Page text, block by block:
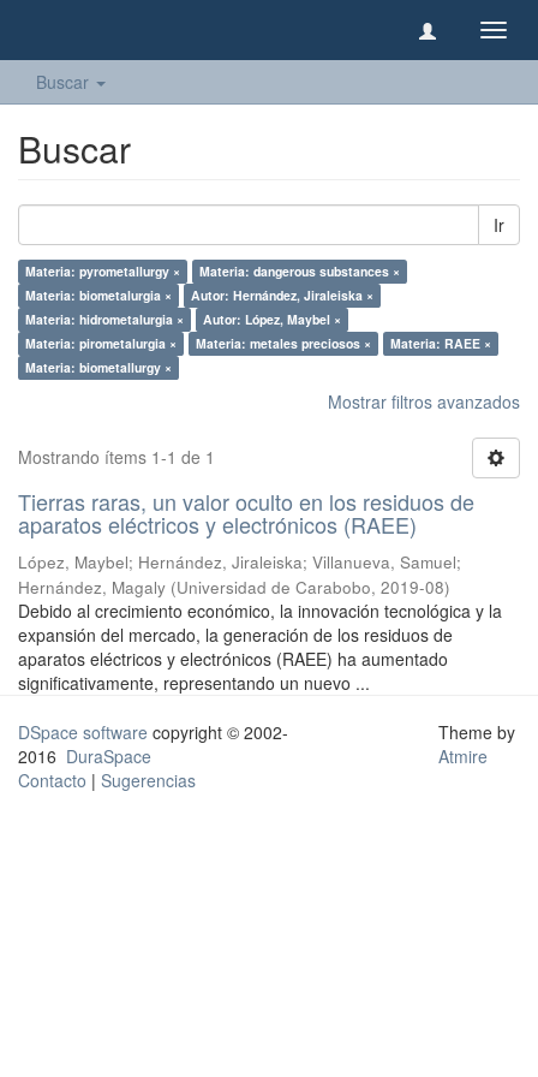
Buscar
Buscar
Ir
Materia: pyrometallurgy ×
Materia: dangerous substances ×
Materia: biometalurgia ×
Autor: Hernández, Jiraleiska ×
Materia: hidrometalurgia ×
Autor: López, Maybel ×
Materia: pirometalurgia ×
Materia: metales preciosos ×
Materia: RAEE ×
Materia: biometallurgy ×
Mostrar filtros avanzados
Mostrando ítems 1-1 de 1
Tierras raras, un valor oculto en los residuos de
aparatos eléctricos y electrónicos (RAEE)
López, Maybel; Hernández, Jiraleiska; Villanueva, Samuel;
Hernández, Magaly (Universidad de Carabobo, 2019-08)
Debido al crecimiento económico, la innovación tecnológica y la
expansión del mercado, la generación de los residuos de
aparatos eléctricos y electrónicos (RAEE) ha aumentado
significativamente, representando un nuevo ...
DSpace software copyright © 2002-
2016 DuraSpace
Contacto | Sugerencias
Theme by
Atmire